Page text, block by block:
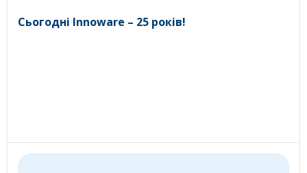
Сьогодні Innoware – 25 років!